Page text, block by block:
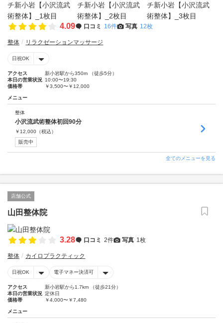
4.09 口コミ 16件 写真 12枚
整体 リラクゼーションマッサージ
日祝OK
アクセス
新小岩駅から350m （徒歩5分）
本日の営業状況 10:00〜19:30
価格帯
￥3,500〜￥12,000
メニュー
整体
小沢流武術整体初回90分
￥ 12,000 （税込）
販売中
全てのメニューを見る
店舗公式
山田整体院
3.28 口コミ 2件 写真 1枚
整体 カイロプラクティック
日祝OK 電子マネー決済可
アクセス
新小岩駅から1.7km （徒歩21分）
本日の営業状況 定休日
価格帯
￥4,000〜￥7,480
メニュー